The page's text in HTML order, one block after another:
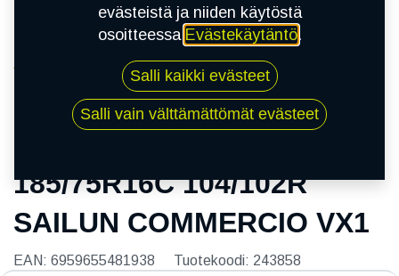
185/75R16C 104/102R SAILUN COMMERCIO
185/75R16C 104/102R
SAILUN COMMERCIO VX1
EAN: 6959655481938 Tuotekoodi: 243858
evästeistä ja niiden käytöstä
osoitteessa Evästekäytäntö.
Salli kaikki evästeet
Salli vain välttämättömät evästeet